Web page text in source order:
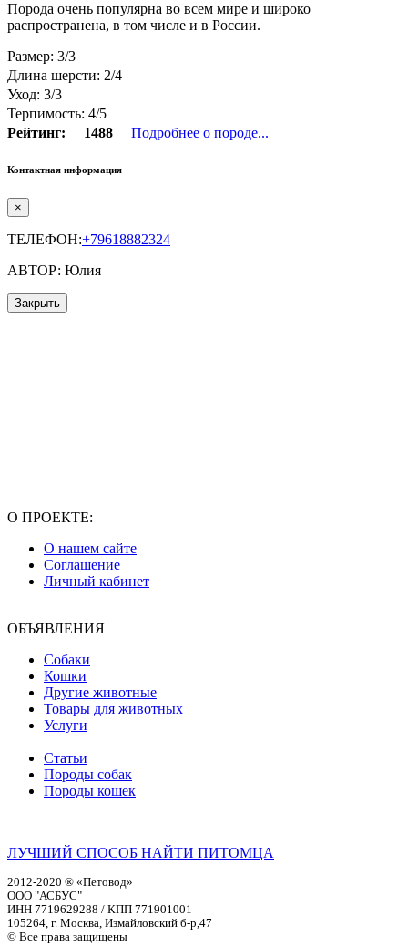
Порода очень популярна во всем мире и широко
распространена, в том числе и в России.
Размер: 3/3
Длина шерсти: 2/4
Уход: 3/3
Терпимость: 4/5
Рейтинг:
1488 Подробнее о породе...
Контактная информация
×
ТЕЛЕФОН:+79618882324
АВТОР: Юлия
Закрыть
О ПРОЕКТЕ:
О нашем сайте
Соглашение
Личный кабинет
ОБЪЯВЛЕНИЯ
Собаки
Кошки
Другие животные
Товары для животных
Услуги
Статьи
Породы собак
Породы кошек
ЛУЧШИЙ СПОСОБ НАЙТИ ПИТОМЦА
2012-2020 ® «Петовод»
ООО "АСБУС"
ИНН 7719629288 / КПП 771901001
105264, г. Москва, Измайловский б-р,47
© Все права защищены